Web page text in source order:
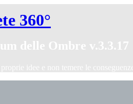
360°
delle Ombre v.3.3.17
idee e non temere le